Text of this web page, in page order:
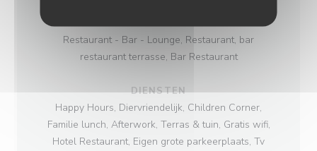
SOORT BEDRIJF
Restaurant - Bar - Lounge, Restaurant, bar
restaurant terrasse, Bar Restaurant
DIENSTEN
Happy Hours, Diervriendelijk, Children Corner,
Familie lunch, Afterwork, Terras & tuin, Gratis wifi,
Hotel Restaurant, Eigen grote parkeerplaats, Tv